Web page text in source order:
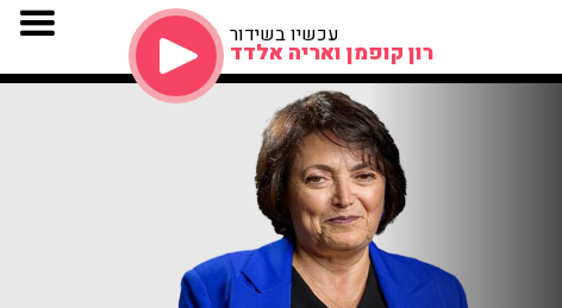
עכשיו בשידור
רון קופמן ואריה אלדד